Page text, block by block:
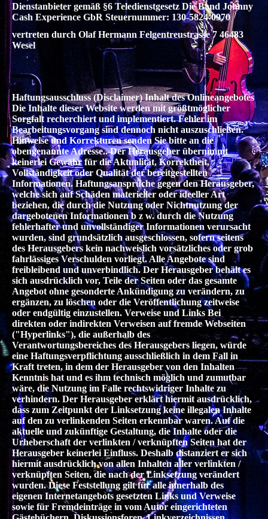
Dienstanbieter gemäß §6 Teledienstgesetz Die Band Johnny
Cash Experience GbR Steuernummer: 130-5824-0970
vertreten durch Olaf Hermann Felgentreustrasse 7 46483
Wesel
Haftungsausschluss (Disclaimer) Inhalt des Onlineangebotes
Die Inhalte dieser Website werden mit größtmöglicher
Sorgfalt recherchiert und implementiert. Fehler im
Bearbeitungsvorgang sind dennoch nicht auszuschließen.
Hinweise und Korrekturen senden Sie bitte an die
obengenannte Adresse.. Der Herausgeber übernimmt
keinerlei Gewähr für die Aktualität, Korrektheit,
Vollständigkeit oder Qualität der bereitgestellten
Informationen. Haftungsansprüche gegen den Herausgeber,
welche sich auf Schäden materieller oder ideeller Art
beziehen, die durch die Nutzung oder Nichtnutzung der
dargebotenen Informationen b z w. durch die Nutzung
fehlerhafter und unvollständiger Informationen verursacht
wurden, sind grundsätzlich ausgeschlossen, sofern seitens
des Herausgebers kein nachweislich vorsätzliches oder grob
fahrlässiges Verschulden vorliegt. Alle Angebote sind
freibleibend und unverbindlich. Der Herausgeber behält es
sich ausdrücklich vor, Teile der Seiten oder das gesamte
Angebot ohne gesonderte Ankündigung zu verändern, zu
ergänzen, zu löschen oder die Veröffentlichung zeitweise
oder endgültig einzustellen. Verweise und Links Bei
direkten oder indirekten Verweisen auf fremde Webseiten
("Hyperlinks"), die außerhalb des
Verantwortungsbereiches des Herausgebers liegen, würde
eine Haftungsverpflichtung ausschließlich in dem Fall in
Kraft treten, in dem der Herausgeber von den Inhalten
Kenntnis hat und es ihm technisch möglich und zumutbar
wäre, die Nutzung im Falle rechtswidriger Inhalte zu
verhindern. Der Herausgeber erklärt hiermit ausdrücklich,
dass zum Zeitpunkt der Linksetzung keine illegalen Inhalte
auf den zu verlinkenden Seiten erkennbar waren. Auf die
aktuelle und zukünftige Gestaltung, die Inhalte oder die
Urheberschaft der verlinkten / verknüpften Seiten hat der
Herausgeber keinerlei Einfluss. Deshalb distanziert er sich
hiermit ausdrücklich von allen Inhalten aller verlinkten /
verknüpften Seiten, die nach der Linksetzung verändert
wurden. Diese Feststellung gilt für alle innerhalb des
eigenen Internetangebots gesetzten Links und Verweise
sowie für Fremdeinträge in vom Autor eingerichteten